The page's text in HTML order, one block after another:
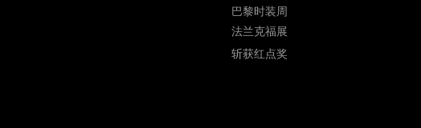
巴黎时装周
法兰克福展
斩获红点奖